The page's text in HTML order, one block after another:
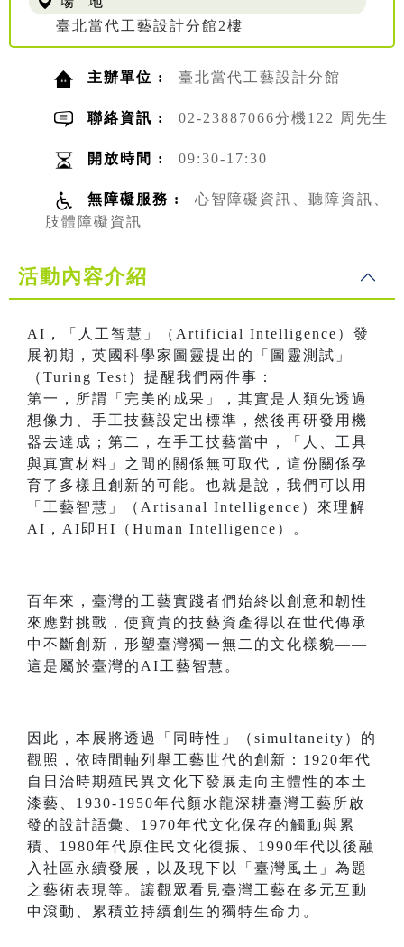
臺北當代工藝設計分館2樓
主辦單位 : 臺北當代工藝設計分館
聯絡資訊 : 02-23887066分機122 周先生
開放時間 : 09:30-17:30
無障礙服務 :
心智障礙資訊、聽障資訊、
肢體障礙資訊
活動內容介紹
AI，「人工智慧」（Artificial Intelligence）發
展初期，英國科學家圖靈提出的「圖靈測試」
（Turing Test）提醒我們兩件事：
第一，所謂「完美的成果」，其實是人類先透過
想像力、手工技藝設定出標準，然後再研發用機
器去達成；第二，在手工技藝當中，「人、工具
與真實材料」之間的關係無可取代，這份關係孕
育了多樣且創新的可能。也就是說，我們可以用
「工藝智慧」（Artisanal Intelligence）來理解
AI，AI即HI（Human Intelligence）。
百年來，臺灣的工藝實踐者們始終以創意和韌性
來應對挑戰，使寶貴的技藝資產得以在世代傳承
中不斷創新，形塑臺灣獨一無二的文化樣貌——
這是屬於臺灣的AI工藝智慧。
因此，本展將透過「同時性」（simultaneity）的
觀照，依時間軸列舉工藝世代的創新：1920年代
自日治時期殖民異文化下發展走向主體性的本土
漆藝、1930-1950年代顏水龍深耕臺灣工藝所啟
發的設計語彙、1970年代文化保存的觸動與累
積、1980年代原住民文化復振、1990年代以後融
入社區永續發展，以及現下以「臺灣風土」為題
之藝術表現等。讓觀眾看見臺灣工藝在多元互動
中滾動、累積並持續創生的獨特生命力。